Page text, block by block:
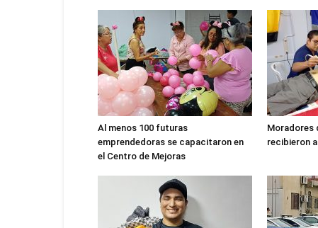
Al menos 100 futuras
emprendedoras se capacitaron en
el Centro de Mejoras
Moradores
recibieron